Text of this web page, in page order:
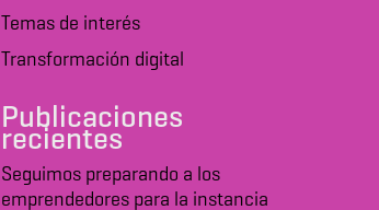
Temas de interés
Transformación digital
Publicaciones
recientes
Seguimos preparando a los
emprendedores para la instancia